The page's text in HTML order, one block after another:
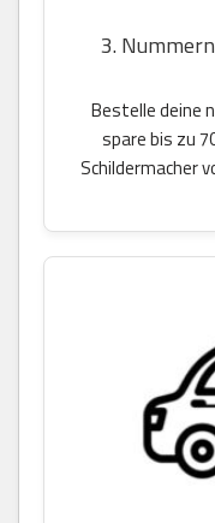
3.
Bestelle deine
spare bis zu
Schildermacher